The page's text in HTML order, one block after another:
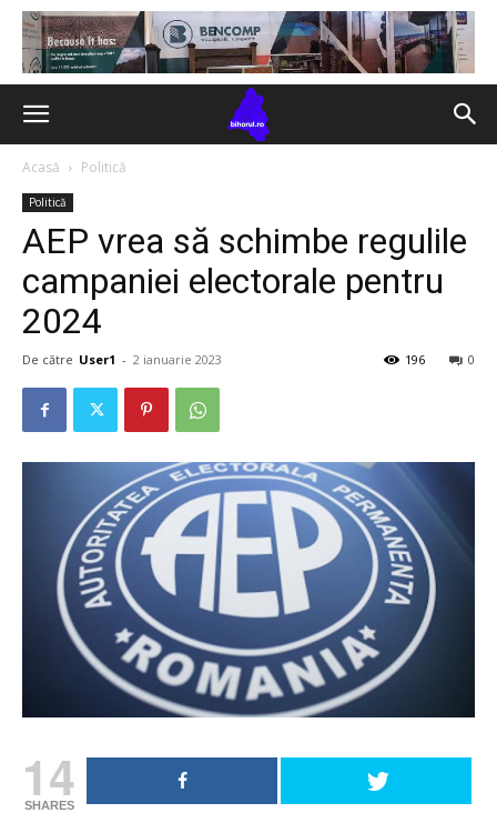
Acasă Politică
Politică
AEP vrea să schimbe regulile
campaniei electorale pentru
2024
De către User1 - 2 ianuarie 2023 0
196
14
SHARES